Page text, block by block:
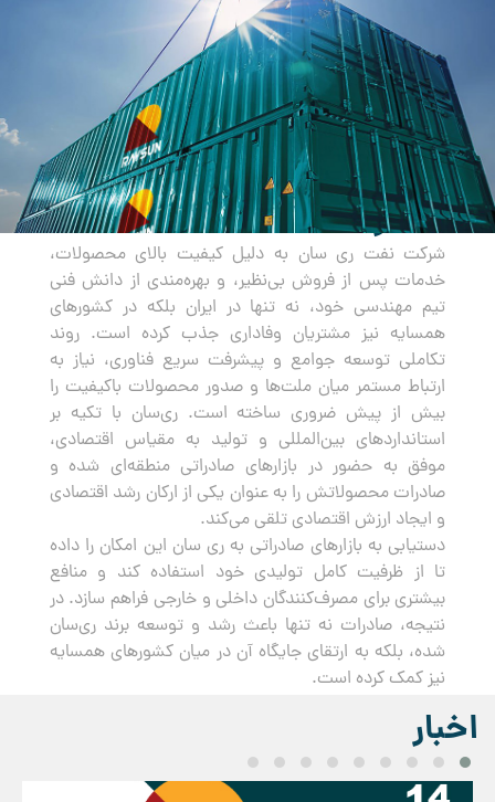
صادرات
شرکت نفت ری سان به دلیل کیفیت بالای محصولات،
خدمات پس از فروش بی‌نظیر، و بهره‌مندی از دانش فنی
تیم مهندسی خود، نه تنها در ایران بلکه در کشورهای
همسایه نیز مشتریان وفاداری جذب کرده است. روند
تکاملی توسعه جوامع و پیشرفت سریع فناوری، نیاز به
ارتباط مستمر میان ملت‌ها و صدور محصولات باکیفیت را
بیش از پیش ضروری ساخته است. ری‌سان با تکیه بر
استانداردهای بین‌المللی و تولید به مقیاس اقتصادی،
موفق به حضور در بازارهای صادراتی منطقه‌ای شده و
صادرات محصولاتش را به عنوان یکی از ارکان رشد اقتصادی
و ایجاد ارزش اقتصادی تلقی می‌کند.
دستیابی به بازارهای صادراتی به ری سان این امکان را داده
تا از ظرفیت کامل تولیدی خود استفاده کند و منافع
بیشتری برای مصرف‌کنندگان داخلی و خارجی فراهم سازد. در
نتیجه، صادرات نه تنها باعث رشد و توسعه برند ری‌سان
شده، بلکه به ارتقای جایگاه آن در میان کشورهای همسایه
نیز کمک کرده است.
اخبار